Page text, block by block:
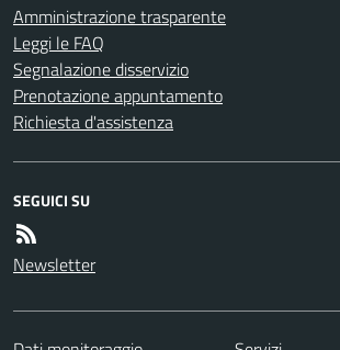
Amministrazione trasparente
Leggi le FAQ
Segnalazione disservizio
Prenotazione appuntamento
Richiesta d'assistenza
SEGUICI SU
Newsletter